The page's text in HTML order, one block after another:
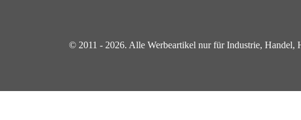
© 2011 - 2026. Alle Werbeartikel nur für Industrie, Handel,